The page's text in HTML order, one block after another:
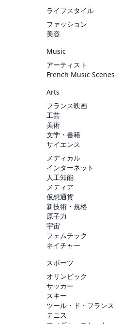
ライフスタイル
ファッション
美容
Music
アーティスト
French Music Scenes
Arts
フランス映画
工芸
美術
文学・書籍
サイエンス
メディカル
インターネット
人工知能
メディア
仮想通貨
新技術・規格
原子力
宇宙
フェムテック
ネイチャー
スポーツ
オリンピック
サッカー
スキー
ツール・ド・フランス
テニス